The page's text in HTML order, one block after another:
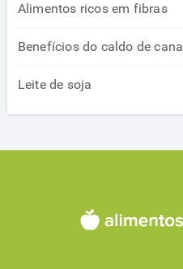
Alimentos ricos em fibras
Benefícios do caldo de cana
Leite de soja